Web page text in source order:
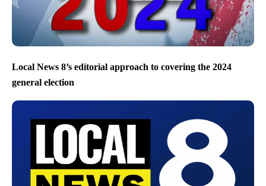
Local News 8’s editorial approach to covering the 2024
general election